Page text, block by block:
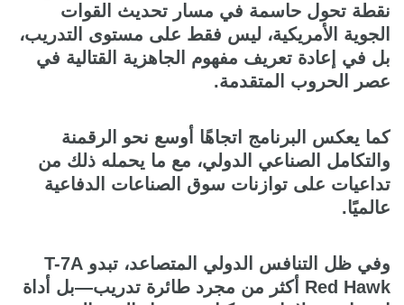
نقطة تحول حاسمة في مسار تحديث القوات
الجوية الأمريكية، ليس فقط على مستوى التدريب،
بل في إعادة تعريف مفهوم الجاهزية القتالية في
عصر الحروب المتقدمة.
كما يعكس البرنامج اتجاهًا أوسع نحو الرقمنة
والتكامل الصناعي الدولي، مع ما يحمله ذلك من
تداعيات على توازنات سوق الصناعات الدفاعية
عالميًا.
وفي ظل التنافس الدولي المتصاعد، تبدو T-7A
Red Hawk أكثر من مجرد طائرة تدريب—بل أداة